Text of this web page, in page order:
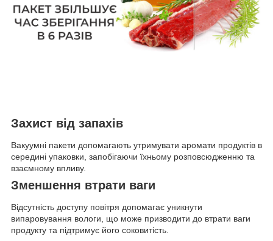
Захист від запахів
Вакуумні пакети допомагають утримувати аромати продуктів в
середині упаковки, запобігаючи їхньому розповсюдженню та
взаємному впливу.
Зменшення втрати ваги
Відсутність доступу повітря допомагає уникнути
випаровування вологи, що може призводити до втрати ваги
продукту та підтримує його соковитість.